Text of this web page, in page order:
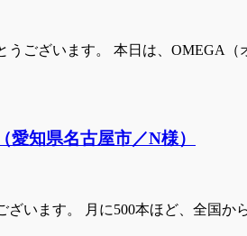
ございます。 本日は、OMEGA
知県名古屋市／N様）
います。 月に500本ほど、全国か